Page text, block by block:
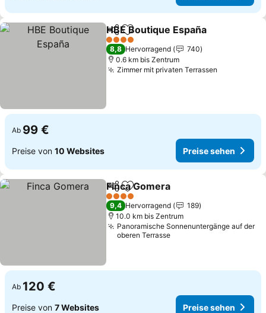
TeilenZu Favoriten hinzufügen
HBE Boutique España
4 Sterne
8,8 Hervorragend
740
0.6 km bis Zentrum
Zimmer mit privaten Terrassen
Ab 99 €
Preise von 10 Websites Preise sehen
TeilenZu Favoriten hinzufügen
Finca Gomera
4 Sterne
9,4 Hervorragend
189
10.0 km bis Zentrum
Panoramische Sonnenuntergänge auf der
oberen Terrasse
Ab 120 €
Preise von 7 Websites Preise sehen